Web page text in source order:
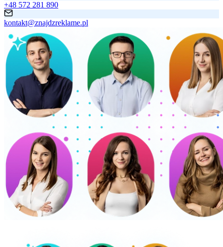
+48 572 281 890
kontakt@znajdzreklame.pl